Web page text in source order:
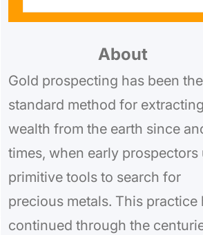
a
c
About
Gold prospecting has been the
standard method for extracting
wealth from the earth since
times, when early prospectors
primitive tools to search for
precious metals. This practice
continued through the